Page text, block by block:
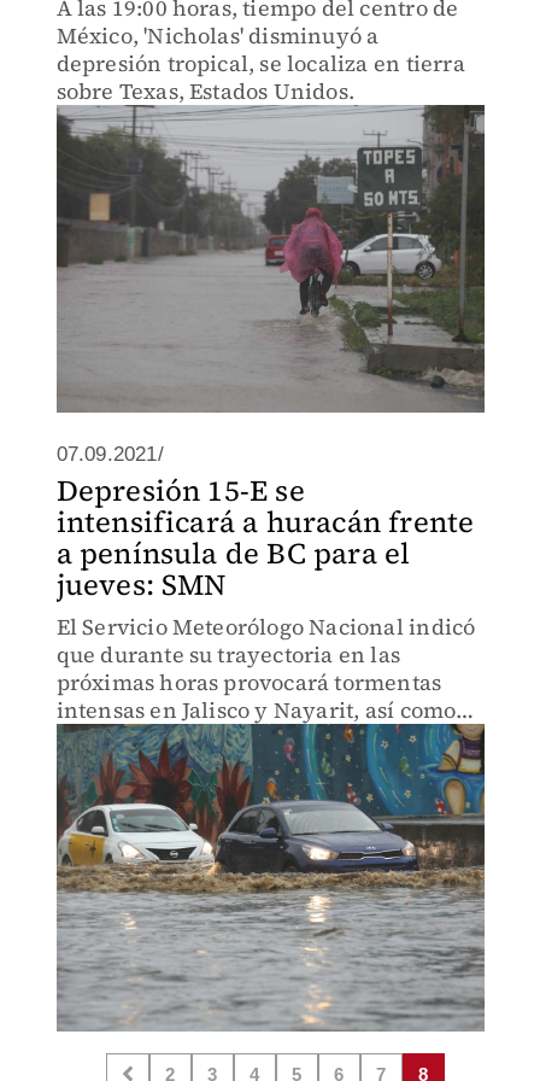
A las 19:00 horas, tiempo del centro de
México, 'Nicholas' disminuyó a
depresión tropical, se localiza en tierra
sobre Texas, Estados Unidos.
07.09.2021/
Depresión 15-E se
intensificará a huracán frente
a península de BC para el
jueves: SMN
El Servicio Meteorólogo Nacional indicó
que durante su trayectoria en las
próximas horas provocará tormentas
intensas en Jalisco y Nayarit, así como
fuertes lluvias en en el occidente y
centro de México.
2 3 4 5 6 7 8